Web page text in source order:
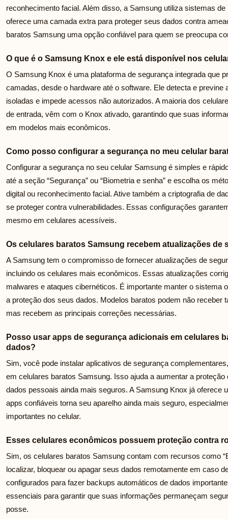
reconhecimento facial. Além disso, a Samsung utiliza sistemas
oferece uma camada extra para proteger seus dados contra
baratos Samsung uma opção confiável para quem se preocupa
O que é o Samsung Knox e ele está disponível nos
O Samsung Knox é uma plataforma de segurança integrada que
camadas, desde o hardware até o software. Ele detecta e
isoladas e impede acessos não autorizados. A maioria dos
de entrada, vêm com o Knox ativado, garantindo que suas
em modelos mais econômicos.
Como posso configurar a segurança no meu celular
Configurar a segurança no seu celular Samsung é simples e
até a seção “Segurança” ou “Biometria e senha” e escolha os
digital ou reconhecimento facial. Ative também a criptografia de
se proteger contra vulnerabilidades. Essas configurações
mesmo em celulares acessíveis.
Os celulares baratos Samsung recebem atualizações de
A Samsung tem o compromisso de fornecer atualizações de
incluindo os celulares mais econômicos. Essas atualizações
malwares e ataques cibernéticos. É importante manter o sistema
a proteção dos seus dados. Modelos baratos podem não receber
mas recebem as principais correções necessárias.
Posso usar apps de segurança adicionais em celulares
dados?
Sim, você pode instalar aplicativos de segurança
em celulares baratos Samsung. Isso ajuda a aumentar a
dados pessoais ainda mais seguros. A Samsung Knox já oferece
apps confiáveis torna seu aparelho ainda mais seguro,
importantes no celular.
Esses celulares econômicos possuem proteção contra
Sim, os celulares baratos Samsung contam com recursos como
localizar, bloquear ou apagar seus dados remotamente em caso
configurados para fazer backups automáticos de dados
essenciais para garantir que suas informações permaneçam
posse.